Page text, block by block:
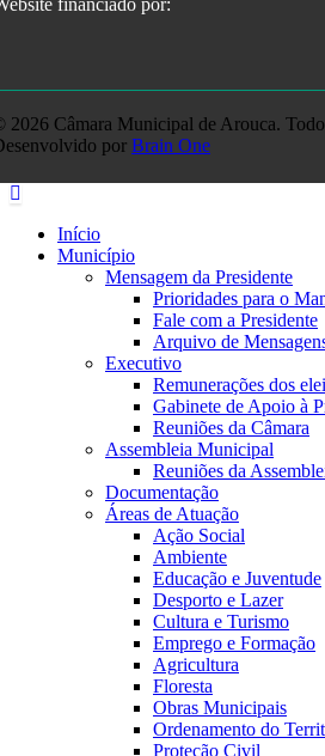
2026 Câmara Municipal de Arouca.
por Brain One
Início
Município
Mensagem da Presidente
Prioridades para o
Fale com a Presidente
Arquivo de
Executivo
Remunerações dos
Gabinete de Apoio à
Reuniões da Câmara
Assembleia Municipal
Reuniões da
Documentação
Áreas de Atuação
Ação Social
Ambiente
Educação e Juventude
Desporto e Lazer
Cultura e Turismo
Emprego e Formação
Agricultura
Floresta
Obras Municipais
Ordenamento do
Proteção Civil